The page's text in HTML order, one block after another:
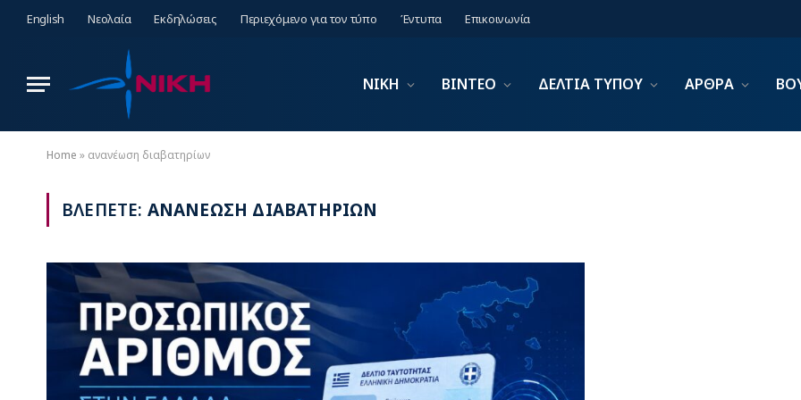
English Νεολαία Εκδηλώσεις Περιεχόμενο για τον τύπο Έντυπα Επικοινωνία
ΝΙΚΗ ΒΙΝΤΕΟ ΔΕΛΤΙΑ ΤΥΠΟΥ ΑΡΘΡΑ
Home » ανανέωση διαβατηρίων
ΒΛΕΠΕΤΕ: ΑΝΑΝΕΩΣΗ ΔΙΑΒΑΤΗΡΙΩΝ